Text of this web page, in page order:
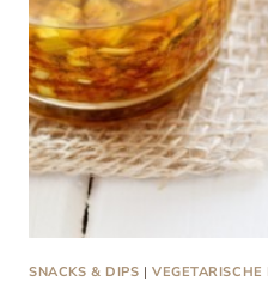
SNACKS & DIPS | VEGETARISCHE